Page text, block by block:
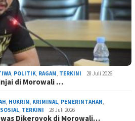
POLITIK RAGAM TERKINI 28 Juli 2026
di Morowali …
HUKRIM KRIMINAL PEMERINTAHAN
SOSIAL TERKINI 28 Juli 2026
Dikeroyok di Morowali…